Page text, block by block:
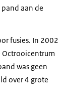
aan de
fusies. In 2002
Octrooicentrum
was geen
over 4 grote